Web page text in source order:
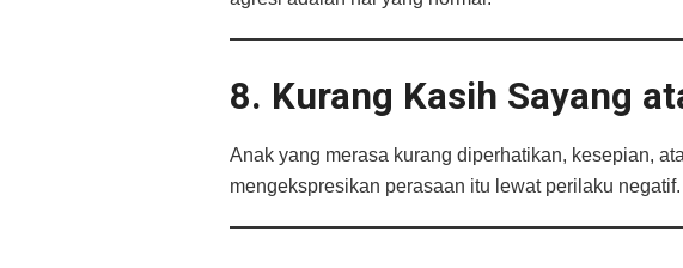
8. Kurang Kasih Sayang
Anak yang merasa kurang diperhatikan, kesepian,
mengekspresikan perasaan itu lewat perilaku negatif.